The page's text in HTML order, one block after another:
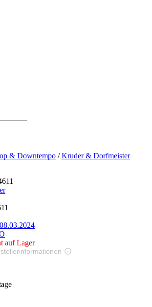
& Downtempo /Kruder & Dorfmeister
08.03.2024
auf Lager